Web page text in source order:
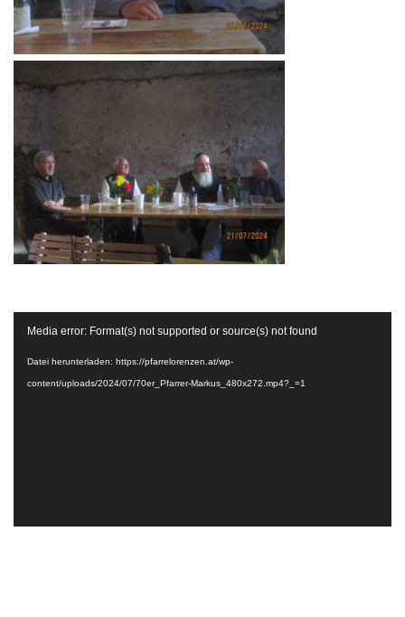
Media error: Format(s) not supported or source(s) not found
Datei herunterladen: https://pfarrelorenzen.at/wp-
content/uploads/2024/07/70er_Pfarrer-Markus_480x272.mp4?_=1